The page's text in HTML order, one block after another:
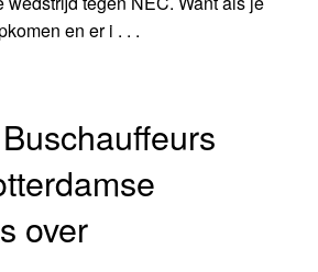
en er i . . .
over